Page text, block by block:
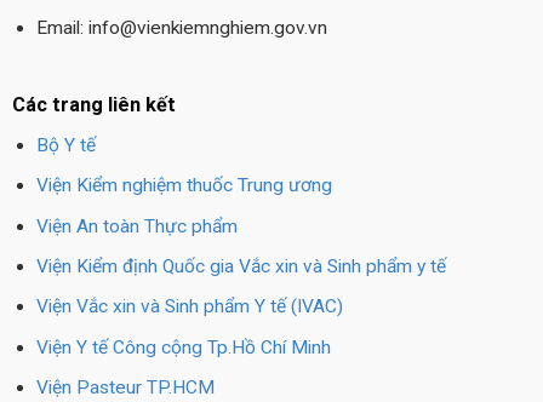
Email: info@vienkiemnghiem.gov.vn
Các trang liên kết
Bộ Y tế
Viện Kiểm nghiệm thuốc Trung ương
Viện An toàn Thực phẩm
Viện Kiểm định Quốc gia Vắc xin và Sinh phẩm y tế
Viện Vắc xin và Sinh phẩm Y tế (IVAC)
Viện Y tế Công cộng Tp.Hồ Chí Minh
Viện Pasteur TP.HCM